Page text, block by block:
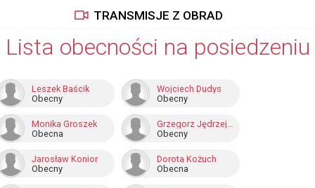
TRANSMISJE Z OBRAD
Lista obecności na posiedzeniu
Leszek Baścik
Obecny
Wojciech Dudys
Obecny
Monika Groszek
Obecna
Grzegorz Jędrzejas
Obecny
Jarosław Konior
Obecny
Dorota Kożuch
Obecna